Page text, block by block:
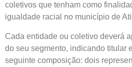
coletivos que tenham como
igualdade racial no município de
Cada entidade ou coletivo deverá
do seu segmento, indicando titular
seguinte composição: dois